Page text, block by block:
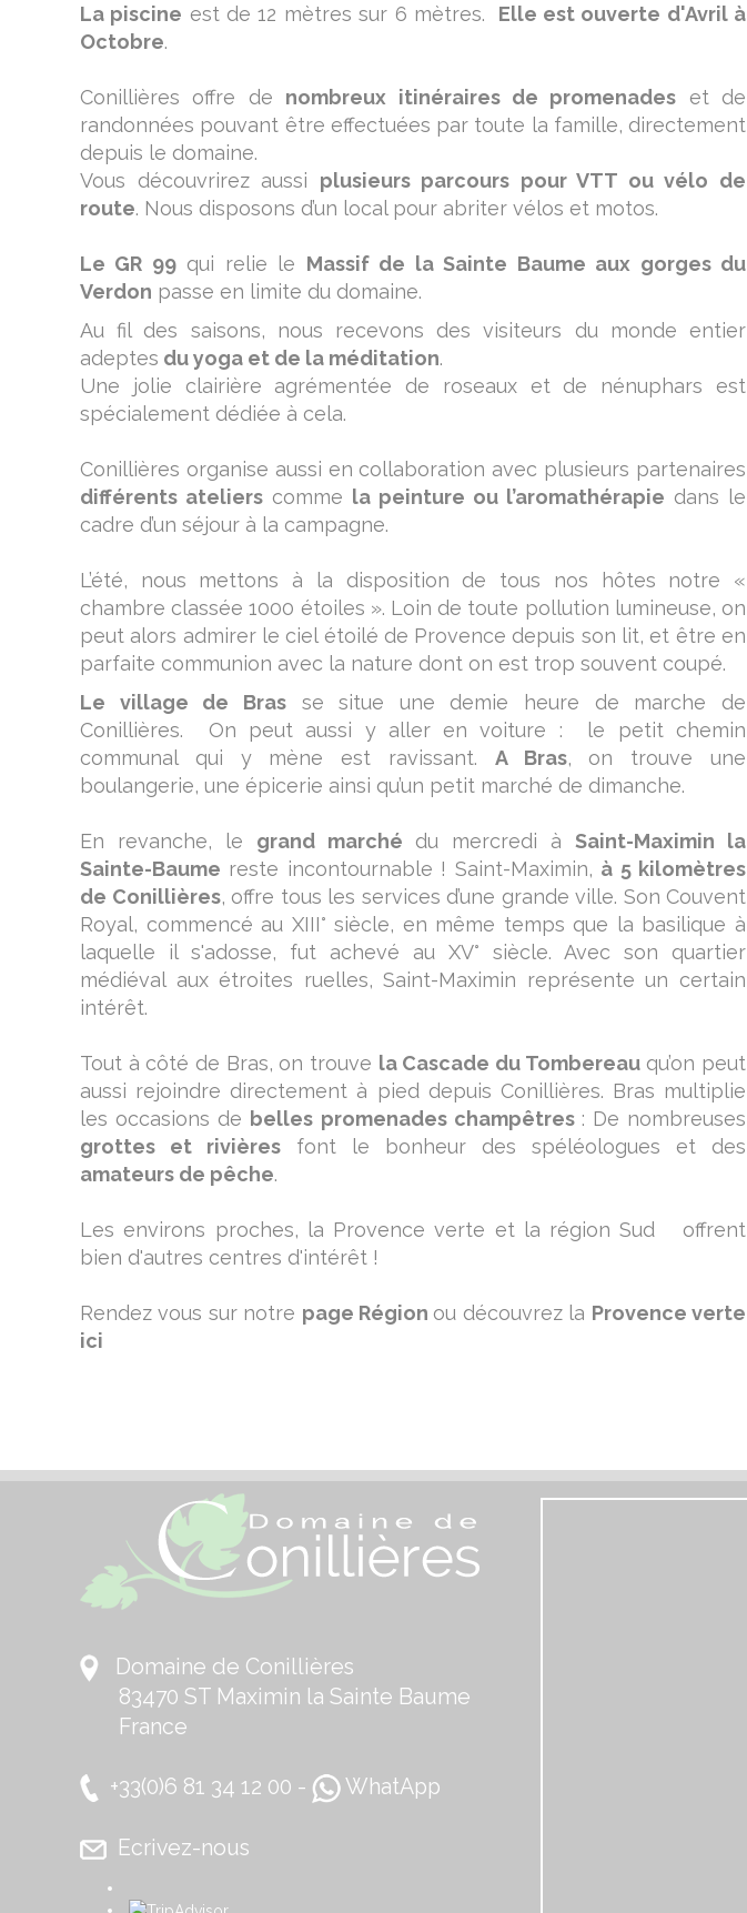
La piscine est de 12 mètres sur 6 mètres.
Elle est ouverte d'Avril à
Octobre.
Conillières offre de nombreux itinéraires de promenades et de
randonnées pouvant être effectuées par toute la famille, directement
depuis le domaine.
Vous découvrirez aussi plusieurs parcours pour VTT ou vélo de
route. Nous disposons d’un local pour abriter vélos et motos.
Le GR 99qui relie le Massif de la Sainte Baume aux gorges du
Verdon passe en limite du domaine.
Au fil des saisons, nous recevons des visiteurs du monde entier
adeptes du yoga et de la méditation.
Une jolie clairière agrémentée de roseaux et de nénuphars est
spécialement dédiée à cela.
Conillières organise aussi en collaboration avec plusieurs partenaires
différents ateliers comme la peinture ou l’aromathérapie dans le
cadre d’un séjour à la campagne.
L’été, nous mettons à la disposition de tous nos hôtes notre «
chambre classée 1000 étoiles ». Loin de toute pollution lumineuse, on
peut alors admirer le ciel étoilé de Provence depuis son lit, et être en
parfaite communion avec la nature dont on est trop souvent coupé.
Le village de Brasse situe une demie heure de marche de
Conillières. On peut aussi y aller en voiture : le petit chemin
communal qui y mène est ravissant. A Bras, on trouve une
boulangerie, une épicerie ainsi qu’un petit marché de dimanche.
En revanche, le grand marché du mercredi àSaint-Maximin la
Sainte-Baume reste incontournable ! Saint-Maximin, à 5 kilomètres
de Conillières, offre tous les services d’une grande ville. Son Couvent
Royal, commencé au XIII° siècle, en même temps que la basilique à
laquelle il s'adosse, fut achevé au XV° siècle. Avec son quartier
médiéval aux étroites ruelles, Saint-Maximin représente un certain
intérêt.
Tout à côté de Bras, on trouve la Cascade du Tombereauqu’on peut
aussi rejoindre directement à pied depuis Conillières. Bras multiplie
les occasions de belles promenades champêtres : De nombreuses
grottes et rivières font le bonheur des spéléologues et des
amateurs de pêche.
Les environs proches, la Provence verte et la région Sud offrent
bien d'autres centres d'intérêt !
Rendez vous sur notre page Région ou découvrez la Provence verte
ici
Domaine de Conillières
83470 ST Maximin la Sainte Baume
France
+33(0)6 81 34 12 00 - WhatApp
Ecrivez-nous